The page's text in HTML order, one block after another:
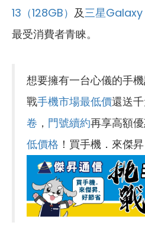
13（128GB） 及三星Galaxy
最受消費者青睞。
想要擁有一台心儀的手
戰手機市場最低價還送
卷 ， 門號續約再享高額
低價格 ！買手機．來傑